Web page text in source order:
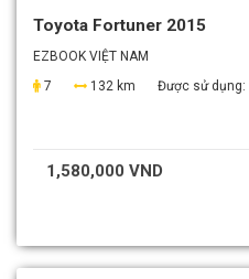
Toyota Fortuner 2015
EZBOOK VIỆT NAM
7
132 km Được sử dụng:
1,580,000 VND